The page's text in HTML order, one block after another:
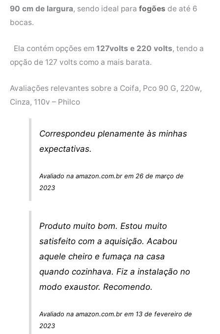
90 cm de largura, sendo ideal para fogões de até 6
bocas.
Ela contém opções em 127volts e 220 volts, tendo a
opção de 127 volts como a mais barata.
Avaliações relevantes sobre a Coifa, Pco 90 G, 220w,
Cinza, 110v – Philco
Correspondeu plenamente às minhas
expectativas.
Avaliado na amazon.com.br em 26 de março de
2023
Produto muito bom. Estou muito
satisfeito com a aquisição. Acabou
aquele cheiro e fumaça na casa
quando cozinhava. Fiz a instalação no
modo exaustor. Recomendo.
Avaliado na amazon.com.br em 13 de fevereiro de
2023